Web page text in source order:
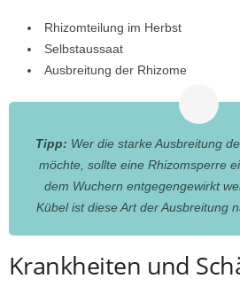
Rhizomteilung im Herbst
Selbstaussaat
Ausbreitung der Rhizome
Tipp: Wer die starke Ausbreitung
möchte, sollte eine Rhizomsperre
dem Wuchern entgegengewirkt
Kübel ist diese Art der Ausbreitung
Krankheiten und